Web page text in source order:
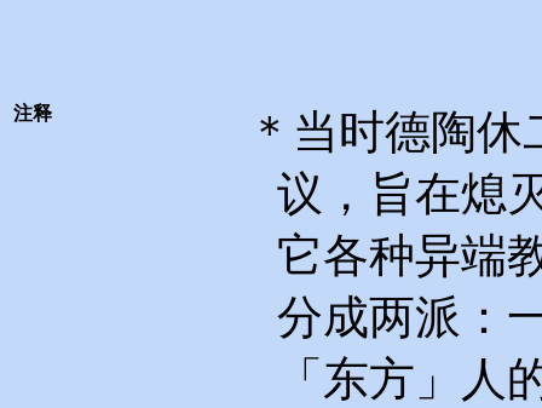
注释
＊当时德陶
议，旨在熄
它各种异端
分成两派：
「东方」人